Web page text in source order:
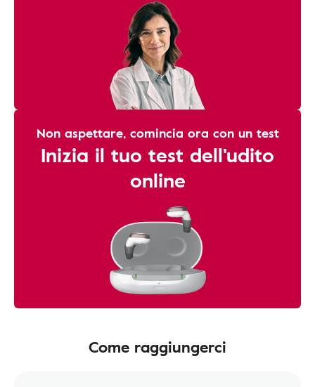
Non aspettare, comincia ora con un test
Inizia il tuo test dell'udito
online
Come raggiungerci